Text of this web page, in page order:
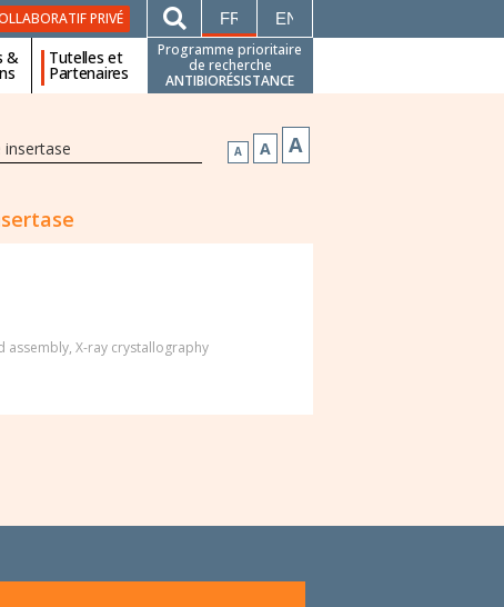
PRIVÉ FRANÇAISENGLISH
& Tutelles et
Partenaires
Programme prioritaire
de recherche
ANTIBIORÉSISTANCE
A A A
assembly, X-ray crystallography